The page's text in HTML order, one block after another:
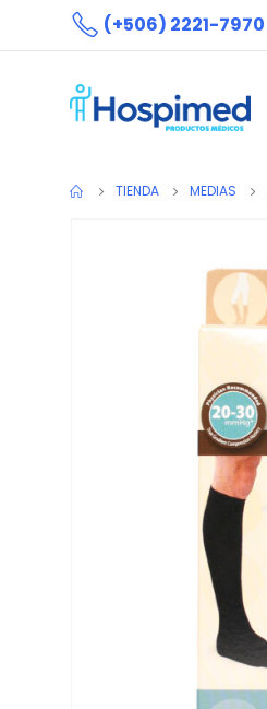
(+506) 2221-7970
TIENDA MEDIAS